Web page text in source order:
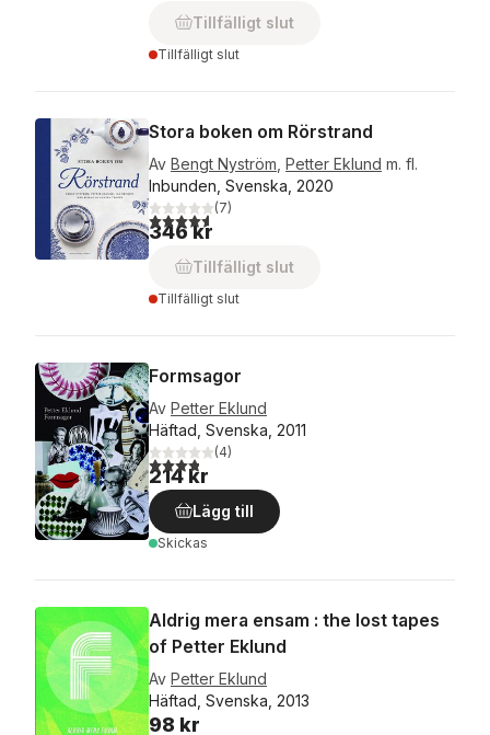
Tillfälligt slut
Tillfälligt slut
Stora boken om Rörstrand
Av Bengt Nyström Petter Eklund m. fl.
Inbunden, Svenska, 2020
4,6utav 5 stjärnor. Totalt antal röster:
(7)
346 kr
Tillfälligt slut
Tillfälligt slut
Formsagor
Av Petter Eklund
Häftad, Svenska, 2011
3,8utav 5 stjärnor. Totalt antal röster:
(4)
214 kr
Lägg till
Skickas
Aldrig mera ensam : the lost tapes
of Petter Eklund
Av Petter Eklund
Häftad, Svenska, 2013
98 kr